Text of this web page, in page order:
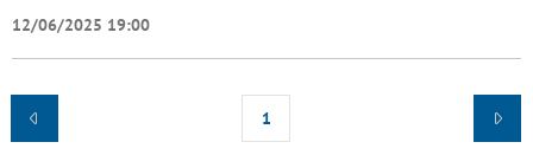
12/06/2025 19:00
1